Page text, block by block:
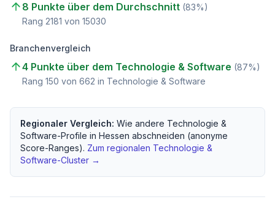
8 Punkte über dem Durchschnitt (83%)
Rang 2181 von 15030
Branchenvergleich
4 Punkte über dem Technologie & Software (87%)
Rang 150 von 662 in Technologie & Software
Regionaler Vergleich: Wie andere Technologie &
Software-Profile in Hessen abschneiden (anonyme
Score-Ranges). Zum regionalen Technologie &
Software-Cluster →